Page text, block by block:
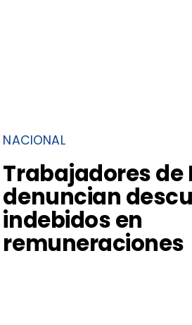
NACIONAL
Trabajadores de
denuncian
indebidos en
remuneraciones